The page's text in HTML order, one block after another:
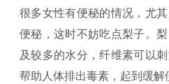
很多女性有便秘的情况，尤
便秘，这时不妨吃点梨子。
及较多的水分，纤维素可以
帮助人体排出毒素，起到缓解